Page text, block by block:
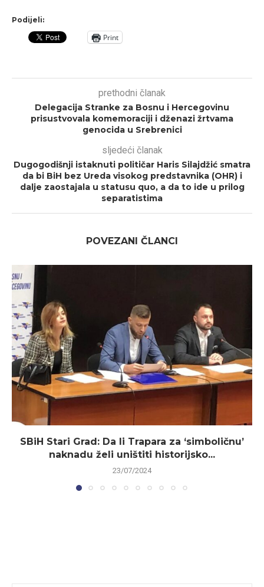
Podijeli:
Print
prethodni članak
Delegacija Stranke za Bosnu i Hercegovinu
prisustvovala komemoraciji i dženazi žrtvama
genocida u Srebrenici
sljedeći članak
Dugogodišnji istaknuti političar Haris Silajdžić smatra
da bi BiH bez Ureda visokog predstavnika (OHR) i
dalje zaostajala u statusu quo, a da to ide u prilog
separatistima
POVEZANI ČLANCI
SBiH Stari Grad: Da li Trapara za ‘simboličnu’
naknadu želi uništiti historijsko...
23/07/2024